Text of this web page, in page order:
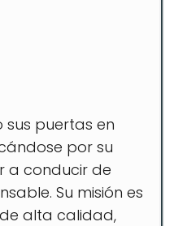
sus puertas en
por su
a conducir de
Su misión es
alta calidad,